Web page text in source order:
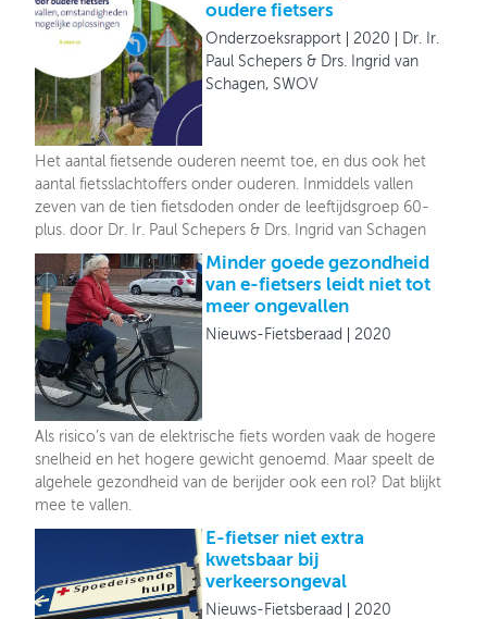
oudere fietsers
Onderzoeksrapport 2020
Dr. Ir.
Paul Schepers & Drs. Ingrid van
Schagen, SWOV
Het aantal fietsende ouderen neemt toe, en dus ook het
aantal fietsslachtoffers onder ouderen. Inmiddels vallen
zeven van de tien fietsdoden onder de leeftijdsgroep 60-
plus. door Dr. Ir. Paul Schepers & Drs. Ingrid van Schagen
Minder goede gezondheid
van e-fietsers leidt niet tot
meer ongevallen
Nieuws-Fietsberaad 2020
Als risico’s van de elektrische fiets worden vaak de hogere
snelheid en het hogere gewicht genoemd. Maar speelt de
algehele gezondheid van de berijder ook een rol? Dat blijkt
mee te vallen.
E-fietser niet extra
kwetsbaar bij
verkeersongeval
Nieuws-Fietsberaad 2020